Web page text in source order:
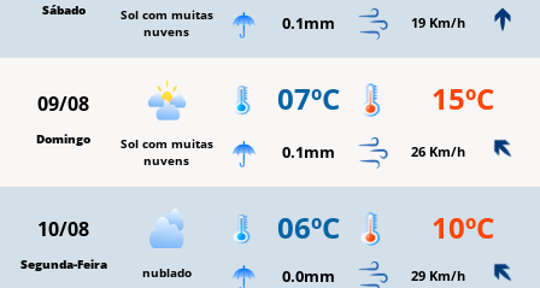
Sábado
Sol com muitas
nuvens
0.1mm 19 Km/h
09/08
Domingo
Sol com muitas
nuvens
07ºC 15ºC
0.1mm 26 Km/h
10/08
Segunda-Feira nublado
06ºC 10ºC
0.0mm 29 Km/h